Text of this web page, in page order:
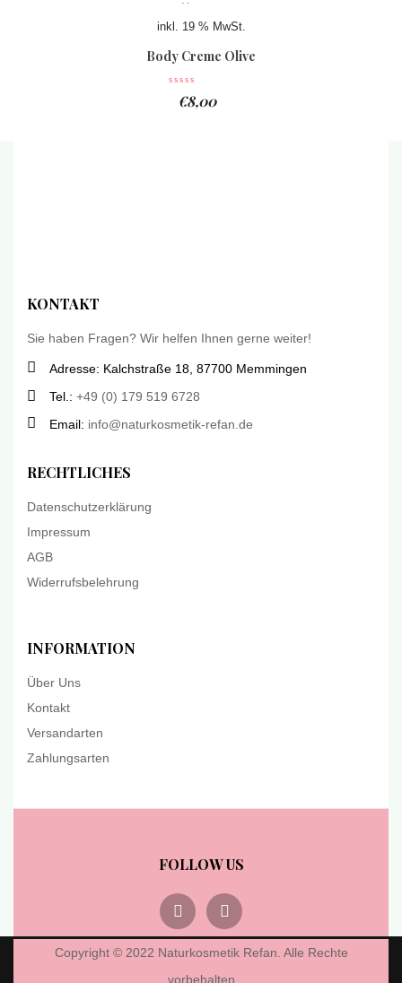
inkl. 19 % MwSt.
Body Creme Olive
€8,00
KONTAKT
Sie haben Fragen? Wir helfen Ihnen gerne weiter!
Adresse: Kalchstraße 18, 87700 Memmingen
Tel.: +49 (0) 179 519 6728
Email: info@naturkosmetik-refan.de
RECHTLICHES
Datenschutzerklärung
Impressum
AGB
Widerrufsbelehrung
INFORMATION
Über Uns
Kontakt
Versandarten
Zahlungsarten
FOLLOW US
Copyright © 2022 Naturkosmetik Refan. Alle Rechte
vorbehalten